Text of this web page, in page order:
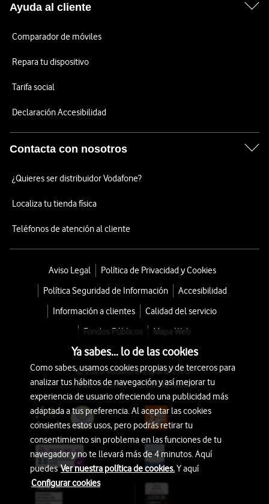
Ayuda al cliente
Comparador de móviles
Repara tu dispositivo
Tarifa social
Declaración Accesibilidad
Contacta con nosotros
¿Quieres ser distribuidor Vodafone?
Localiza tu tienda física
Teléfonos de atención al cliente
Aviso Legal
Política de Privacidad y Cookies
Política Seguridad de Información
Accesibilidad
Información a clientes
Calidad del servicio
Fondos Públicos
Mapa Web
© 2026 Vodafone España S.A.U.
Avda. América 115, 28042 Madrid
Ya sabes... lo de las cookies
Como sabes, usamos cookies propias y de terceros para
analizar tus hábitos de navegación y así mejorar tu
experiencia de usuario ofreciendo una publicidad más
adaptada a tus preferencia. Al aceptar las cookies
consientes estos usos, pero podrás retirar tu
consentimiento sin problema en las funciones de tu
navegador y no te llevará más de 4 minutos. Aquí
puedesVer nuestra política de cookies.Y aquí
Configurar cookies